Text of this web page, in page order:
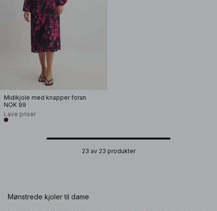
Midikjole med knapper foran
NOK 99
Lave priser
23 av 23 produkter
Mønstrede kjoler til dame